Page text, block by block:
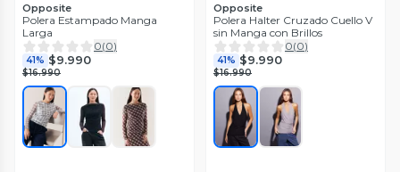
Opposite
Polera Estampado Manga
Larga
0(0)
41% $9.990
$16.990
Opposite
Polera Halter Cruzado Cuello V
sin Manga con Brillos
0(0)
41% $9.990
$16.990